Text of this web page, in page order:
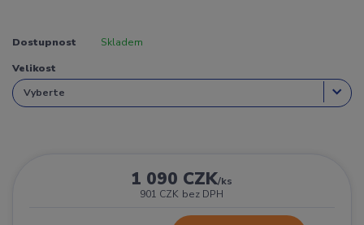
Dostupnost Skladem
Velikost
1 090 CZK/ks
901 CZK bez DPH